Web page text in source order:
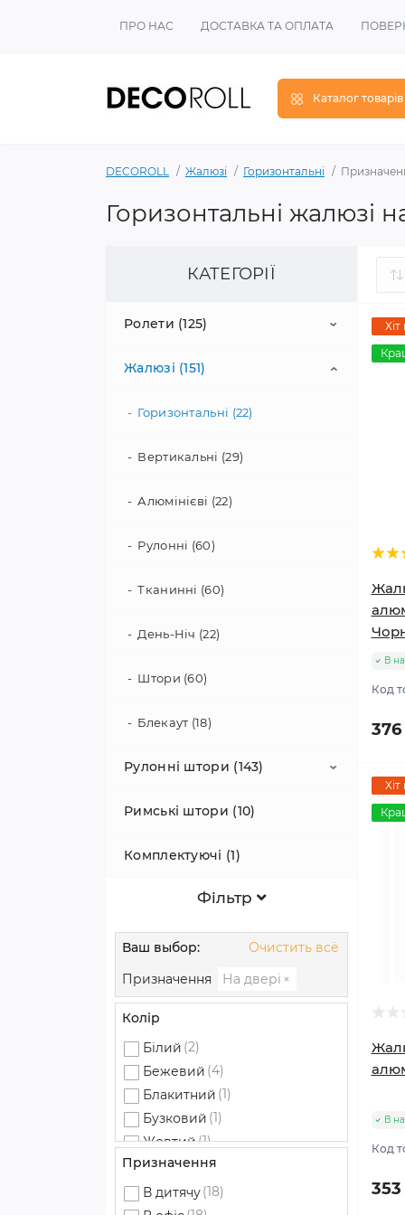
ПРО НАС ДОСТАВКА ТА ОПЛАТА
Каталог товарів
DECOROLL Жалюзі Горизонтальні
Горизонтальні жалюзі
КАТЕГОРІЇ
Ролети (125)
Тканинні (60)
День-Ніч (22)
Blackout (18)
Відкритого типу (60)
Закритого типу (25)
Жалюзі (151)
Горизонтальні (22)
Вертикальні (29)
Алюмінієві (22)
Рулонні (60)
Тканинні (60)
День-Ніч (22)
Штори (60)
Блекаут (18)
Рулонні штори (143)
Відкритого типу (60)
На липучці (30)
День ніч (22)
Блекаут (18)
Закритого типу (13)
Римські штори (10)
Комплектуючі (1)
Фiльтр
Ваш выбор:
Очистить всё
Призначення
На двері ×
Колір
Білий (2)
Бежевий (4)
Блакитний (1)
Бузковий (1)
Жовтий(1)
Зелений(1)
Коричневий
Призначення
В дитячу(18)
В
Код
376
В
Код
353